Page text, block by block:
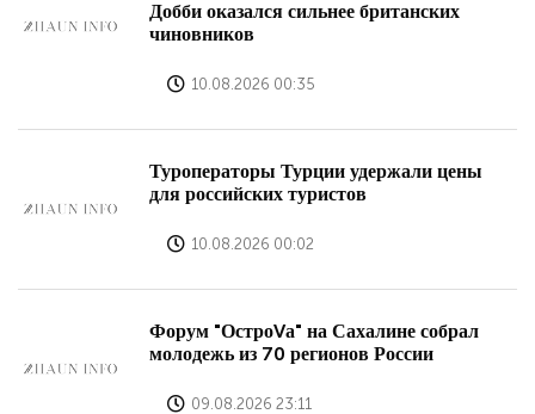
Добби оказался сильнее британских
чиновников
10.08.2026 00:35
Туроператоры Турции удержали цены
для российских туристов
10.08.2026 00:02
Форум "ОстроVа" на Сахалине собрал
молодежь из 70 регионов России
09.08.2026 23:11